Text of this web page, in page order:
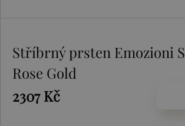
Stříbrný prsten Emozioni
Rose Gold
2307 Kč